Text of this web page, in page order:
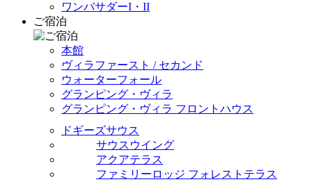
ワンバサダーI・II
ご宿泊
本館
ヴィラファースト / セカンド
ウォーターフォール
グランピング・ヴィラ
グランピング・ヴィラ フロントハウス
ドギーズサウス
サウスウイング
アクアテラス
ファミリーロッジ フォレストテラス